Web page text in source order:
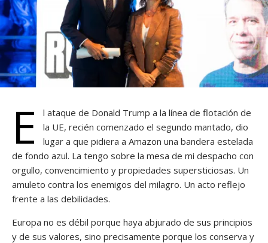
E
l ataque de Donald Trump a la línea de flotación de
la UE, recién comenzado el segundo mantado, dio
lugar a que pidiera a Amazon una bandera estelada
de fondo azul. La tengo sobre la mesa de mi despacho con
orgullo, convencimiento y propiedades supersticiosas. Un
amuleto contra los enemigos del milagro. Un acto reflejo
frente a las debilidades.
Europa no es débil porque haya abjurado de sus principios
y de sus valores, sino precisamente porque los conserva y